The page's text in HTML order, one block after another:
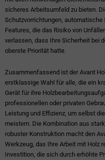
sicheres Arbeitsumfeld zu bieten.
Schutzvorrichtungen,
Features, die das Risiko von
verlassen, dass Ihre Sicherheit bei
oberste Priorität hatte.
Zusammenfassend ist der Avant
erstklassige Wahl für alle, die ein
Gerät für ihre
professionellen oder privaten
Leistung und Effizienz, um selbst
meistern. Die Kombination aus
robuster Konstruktion macht den
Werkzeug, das Ihre Arbeit mit Holz
Investition, die sich durch erhöhte